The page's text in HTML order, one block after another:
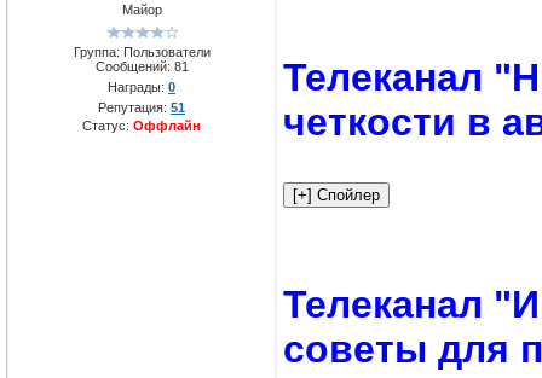
Майор
Группа: Пользователи
Сообщений: 81
Награды: 0
Репутация: 51
Статус: Оффлайн
Телеканал
четкости в
Телеканал
советы для